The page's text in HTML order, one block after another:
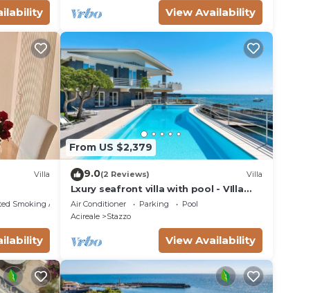
View Availability
Villa
Smoking Area
From US $2,379
9.0(2 Reviews) Villa
Lxury seafront villa with pool - VIlla
Isabella Di Casa In Sicilia
Air Conditioner Parking
Pool
Acireale
Stazzo
View Availability